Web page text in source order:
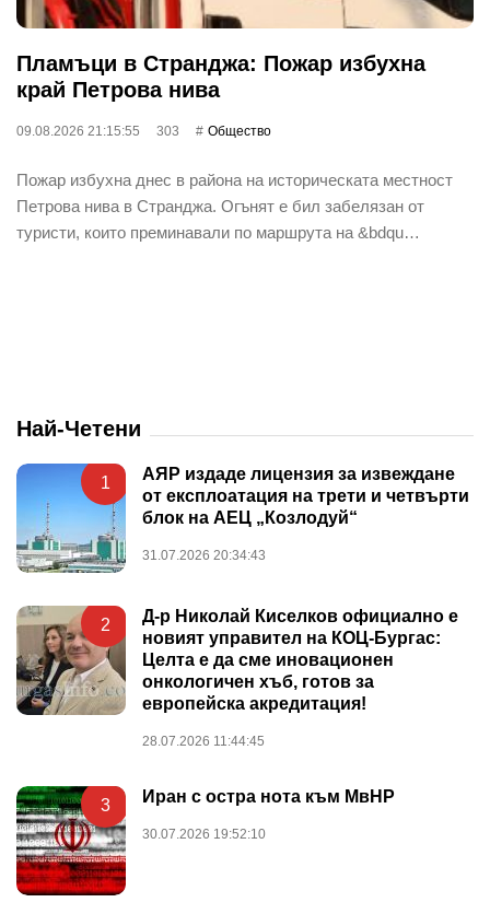
Пламъци в Странджа: Пожар избухна
край Петрова нива
09.08.2026 21:15:55 303 Общество
Пожар избухна днес в района на историческата местност
Петрова нива в Странджа. Огънят е бил забелязан от
туристи, които преминавали по маршрута на &bdqu…
Най-Четени
1
АЯР издаде лицензия за извеждане
от експлоатация на трети и четвърти
блок на АЕЦ „Козлодуй“
31.07.2026 20:34:43
2
Д-р Николай Киселков официално е
новият управител на КОЦ-Бургас:
Целта е да сме иновационен
онкологичен хъб, готов за
европейска акредитация!
28.07.2026 11:44:45
3 Иран с остра нота към МвНР
30.07.2026 19:52:10